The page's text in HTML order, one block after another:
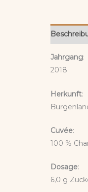
Jahrgang:
2018
Herkunft:
Cuvée:
100 %
Dosage:
6,0 g